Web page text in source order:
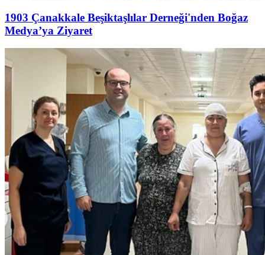
1903 Çanakkale Beşiktaşlılar Derneği'nden Boğaz
Medya’ya Ziyaret